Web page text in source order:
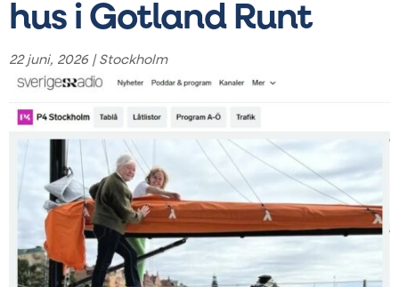
hus i Gotland Runt
22 juni, 2026| Stockholm